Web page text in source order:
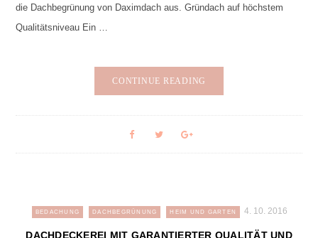
die Dachbegrünung von Daximdach aus. Gründach auf höchstem
Qualitätsniveau Ein …
CONTINUE READING
BEDACHUNG DACHBEGRÜNUNG HEIM UND GARTEN 4. 10. 2016
DACHDECKEREI MIT GARANTIERTER QUALITÄT UND